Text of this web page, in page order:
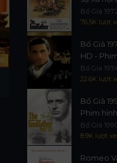
Độc Cô Thần Kiếm 1991
Cô Độc Thần Kiếm 1991
Bố Già
76.5K lượt
Bố Già
HD -
điển
Bố Già
22.6K lượt
Bố Già
Phim
Bố Già
8.9K lượt
Romeo